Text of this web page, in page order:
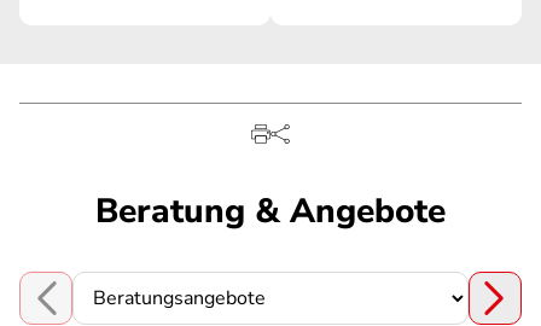
Beratung & Angebote
Choose a section